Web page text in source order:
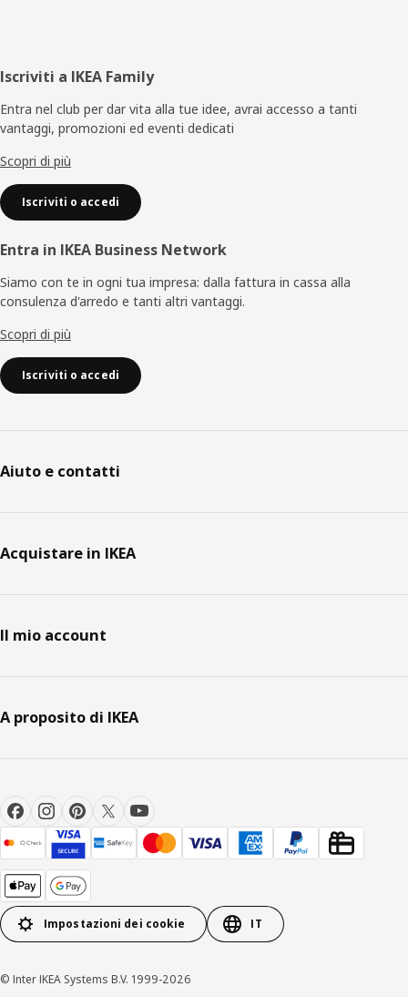
Piè
di
pagina
Iscriviti a IKEA Family
Entra nel club per dar vita alla tue idee, avrai accesso a tanti
vantaggi, promozioni ed eventi dedicati
Scopri di più
Iscriviti o accedi
Entra in IKEA Business Network
Siamo con te in ogni tua impresa: dalla fattura in cassa alla
consulenza d'arredo e tanti altri vantaggi.
Scopri di più
Iscriviti o accedi
Aiuto e contatti
Acquistare in IKEA
Il mio account
A proposito di IKEA
Impostazioni dei cookie IT
© Inter IKEA Systems B.V. 1999-2026